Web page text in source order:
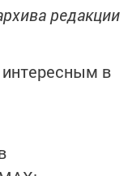
редакции
в